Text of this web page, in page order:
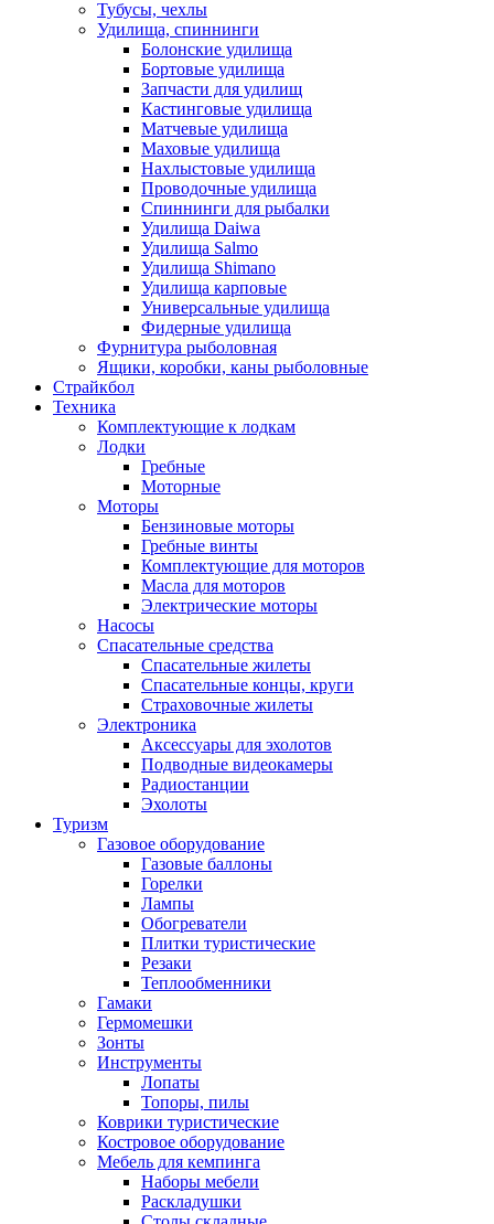
Тубусы, чехлы
Удилища, спиннинги
Болонские удилища
Бортовые удилища
Запчасти для удилищ
Кастинговые удилища
Матчевые удилища
Маховые удилища
Нахлыстовые удилища
Проводочные удилища
Спиннинги для рыбалки
Удилища Daiwa
Удилища Salmo
Удилища Shimano
Удилища карповые
Универсальные удилища
Фидерные удилища
Фурнитура рыболовная
Ящики, коробки, каны рыболовные
Страйкбол
Техника
Комплектующие к лодкам
Лодки
Гребные
Моторные
Моторы
Бензиновые моторы
Гребные винты
Комплектующие для моторов
Масла для моторов
Электрические моторы
Насосы
Спасательные средства
Спасательные жилеты
Спасательные концы, круги
Страховочные жилеты
Электроника
Аксессуары для эхолотов
Подводные видеокамеры
Радиостанции
Эхолоты
Туризм
Газовое оборудование
Газовые баллоны
Горелки
Лампы
Обогреватели
Плитки туристические
Резаки
Теплообменники
Гамаки
Гермомешки
Зонты
Инструменты
Лопаты
Топоры, пилы
Коврики туристические
Костровое оборудование
Мебель для кемпинга
Наборы мебели
Раскладушки